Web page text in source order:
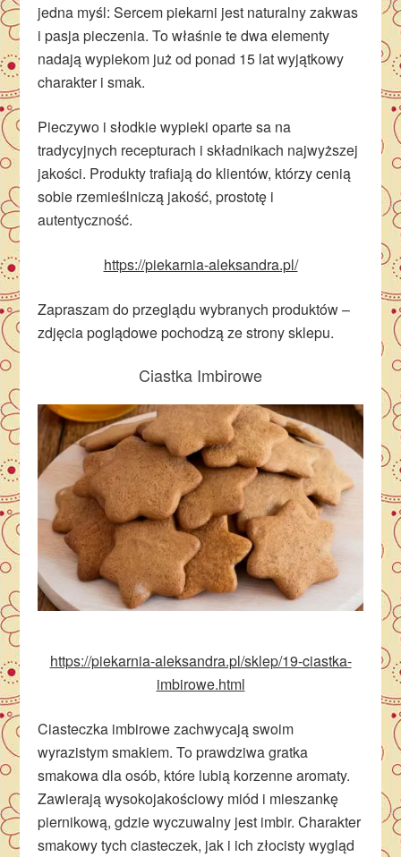
jedna myśl: Sercem piekarni jest naturalny zakwas
i pasja pieczenia. To właśnie te dwa elementy
nadają wypiekom już od ponad 15 lat wyjątkowy
charakter i smak.
Pieczywo i słodkie wypieki oparte sa na
tradycyjnych recepturach i składnikach najwyższej
jakości. Produkty trafiają do klientów, którzy cenią
sobie rzemieślniczą jakość, prostotę i
autentyczność.
https://piekarnia-aleksandra.pl/
Zapraszam do przeglądu wybranych produktów –
zdjęcia poglądowe pochodzą ze strony sklepu.
Ciastka Imbirowe
https://piekarnia-aleksandra.pl/sklep/19-ciastka-
imbirowe.html
Ciasteczka imbirowe zachwycają swoim
wyrazistym smakiem. To prawdziwa gratka
smakowa dla osób, które lubią korzenne aromaty.
Zawierają wysokojakościowy miód i mieszankę
piernikową, gdzie wyczuwalny jest imbir. Charakter
smakowy tych ciasteczek, jak i ich złocisty wygląd